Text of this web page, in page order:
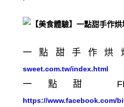
一點甜手作
sweet.com.tw/index.html
一點甜
https://www.facebook.com/